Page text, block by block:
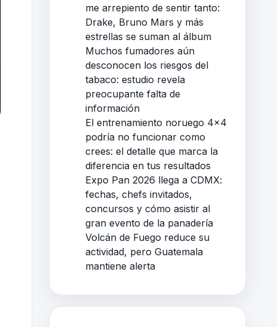
me arrepiento de sentir tanto:
Drake, Bruno Mars y más
estrellas se suman al álbum
Muchos fumadores aún
desconocen los riesgos del
tabaco: estudio revela
preocupante falta de
información
El entrenamiento noruego 4×4
podría no funcionar como
crees: el detalle que marca la
diferencia en tus resultados
Expo Pan 2026 llega a CDMX:
fechas, chefs invitados,
concursos y cómo asistir al
gran evento de la panadería
Volcán de Fuego reduce su
actividad, pero Guatemala
mantiene alerta